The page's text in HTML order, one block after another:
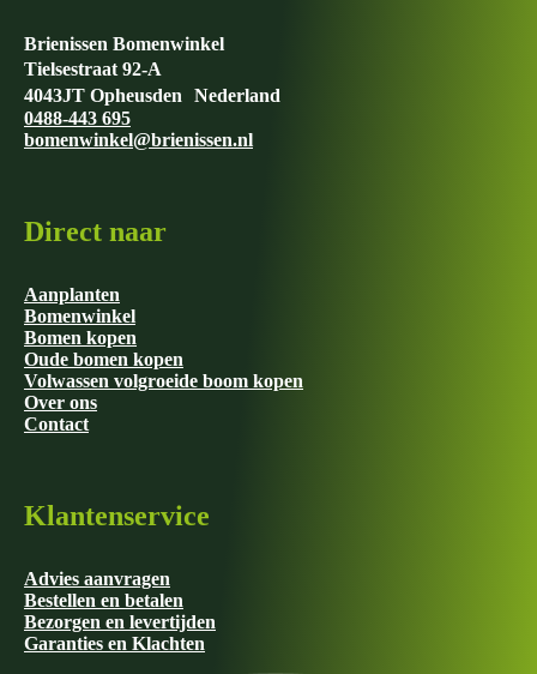
Brienissen Bomenwinkel
Tielsestraat 92-A
4043JT Opheusden Nederland
0488-443 695
bomenwinkel@brienissen.nl
Direct naar
Aanplanten
Bomenwinkel
Bomen kopen
Oude bomen kopen
Volwassen volgroeide boom kopen
Over ons
Contact
Klantenservice
Advies aanvragen
Bestellen en betalen
Bezorgen en levertijden
Garanties en Klachten